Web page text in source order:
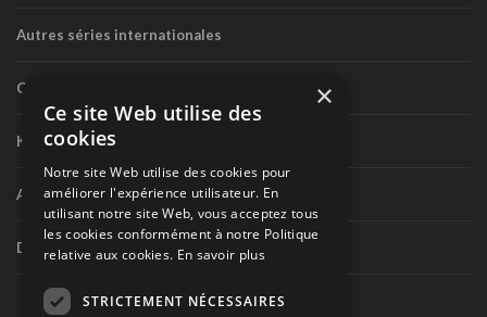
Autres séries internationales
Circuit routier canadien
Karting
Autres séries nationales
Divers
×
Ce site Web utilise des
cookies
Notre site Web utilise des cookies pour
améliorer l'expérience utilisateur. En
utilisant notre site Web, vous acceptez tous
les cookies conformément à notre Politique
relative aux cookies. En savoir plus
STRICTEMENT NÉCESSAIRES